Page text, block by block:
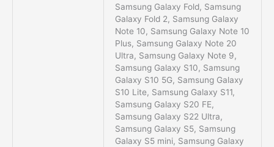
Samsung Galaxy Fold, Samsung
Galaxy Fold 2, Samsung Galaxy
Note 10, Samsung Galaxy Note 10
Plus, Samsung Galaxy Note 20
Ultra, Samsung Galaxy Note 9,
Samsung Galaxy S10, Samsung
Galaxy S10 5G, Samsung Galaxy
S10 Lite, Samsung Galaxy S11,
Samsung Galaxy S20 FE,
Samsung Galaxy S22 Ultra,
Samsung Galaxy S5, Samsung
Galaxy S5 mini, Samsung Galaxy